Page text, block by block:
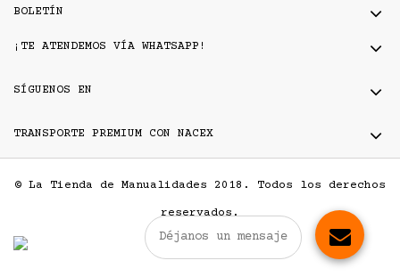
Déjanos un mensaje
BOLETÍN
¡TE ATENDEMOS VÍA WHATSAPP!
SÍGUENOS EN
TRANSPORTE PREMIUM CON NACEX
© La Tienda de Manualidades 2018. Todos los derechos
reservados.